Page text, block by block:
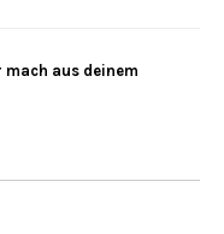
aus deinem